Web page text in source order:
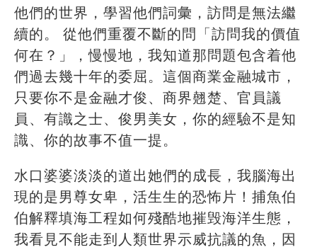
他們的世界，學習他們詞彙，訪問是無法繼
續的。 從他們重覆不斷的問「訪問我的價值
何在？」，慢慢地，我知道那問題包含着他
們過去幾十年的委屈。這個商業金融城市，
只要你不是金融才俊、商界翹楚、官員議
員、有識之士、俊男美女，你的經驗不是知
識、你的故事不值一提。
水口婆婆淡淡的道出她們的成長，我腦海出
現的是男尊女卑，活生生的恐怖片！捕魚伯
伯解釋填海工程如何殘酷地摧毁海洋生態，
我看見不能走到人類世界示威抗議的魚，因